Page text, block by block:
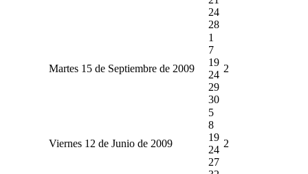
24
28
Martes 15 de Septiembre de 2009
1
7
19
24
29
30
2
Viernes 12 de Junio de 2009
5
8
19
24
27
2